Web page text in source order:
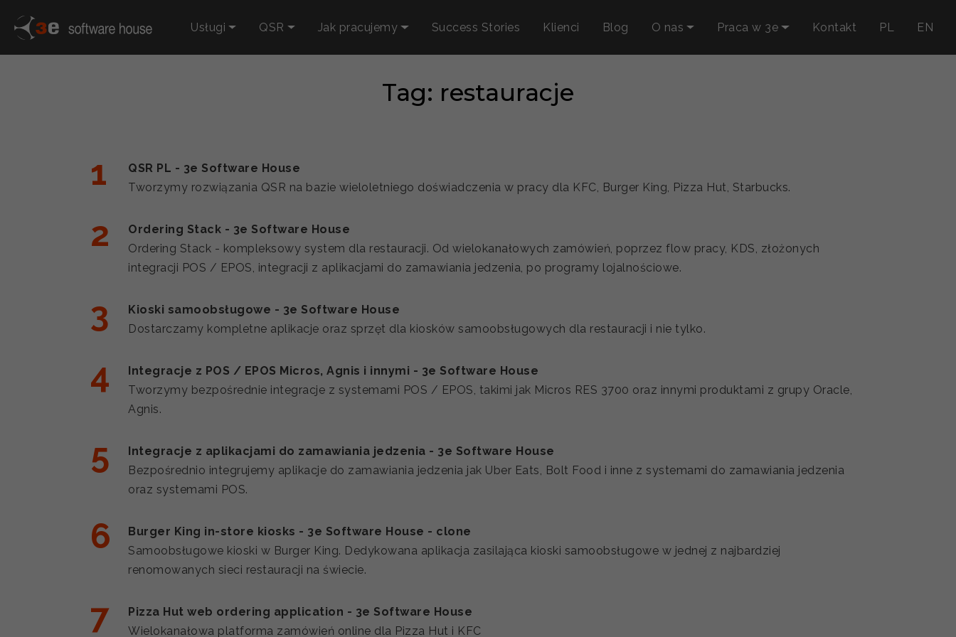
Usługi QSR Jak pracujemy Success Stories Klienci Blog O nas Praca w 3e Kontakt PL EN
Tag: restauracje
QSR PL - 3e Software House
Tworzymy rozwiązania QSR na bazie wieloletniego doświadczenia w pracy dla KFC, Burger King, Pizza Hut, Starbucks.
Ordering Stack - 3e Software House
Ordering Stack - kompleksowy system dla restauracji. Od wielokanałowych zamówień, poprzez flow pracy, KDS, złożonych
integracji POS / EPOS, integracji z aplikacjami do zamawiania jedzenia, po programy lojalnościowe.
Kioski samoobsługowe - 3e Software House
Dostarczamy kompletne aplikacje oraz sprzęt dla kiosków samoobsługowych dla restauracji i nie tylko.
Integracje z POS / EPOS Micros, Agnis i innymi - 3e Software House
Tworzymy bezpośrednie integracje z systemami POS / EPOS, takimi jak Micros RES 3700 oraz innymi produktami z grupy Oracle,
Agnis.
Integracje z aplikacjami do zamawiania jedzenia - 3e Software House
Bezpośrednio integrujemy aplikacje do zamawiania jedzenia jak Uber Eats, Bolt Food i inne z systemami do zamawiania jedzenia
oraz systemami POS.
Burger King in-store kiosks - 3e Software House - clone
Samoobsługowe kioski w Burger King. Dedykowana aplikacja zasilająca kioski samoobsługowe w jednej z najbardziej
renomowanych sieci restauracji na świecie.
Pizza Hut web ordering application - 3e Software House
Wielokanałowa platforma zamówień online dla Pizza Hut i KFC